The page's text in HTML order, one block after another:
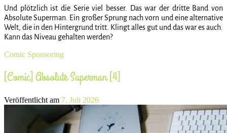
Und plötzlich ist die Serie viel besser. Das war der dritte Band von
Absolute Superman. Ein großer Sprung nach vorn und eine alternative
Welt, die in den Hintergrund tritt. Klingt alles gut und das war es auch.
Kann das Niveau gehalten werden?
Comic Sponsoring
[Comic] Absolute Superman [4]
Veröffentlicht am 7. Juli 2026